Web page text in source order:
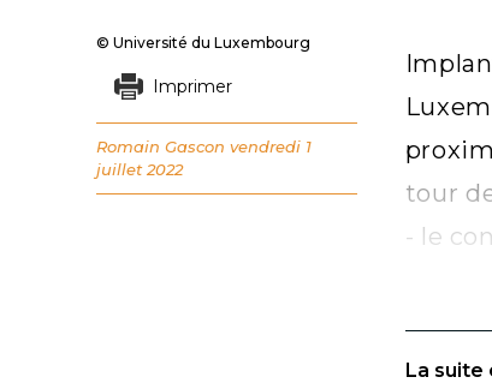
tour
- le
La suite
© Université du Luxembourg
Imprimer
Romain Gascon vendredi 1
juillet 2022